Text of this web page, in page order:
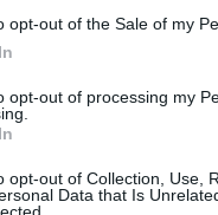
opt-out of the Sale of my
opt-out of processing my
opt-out of Collection, Use,
Data that Is